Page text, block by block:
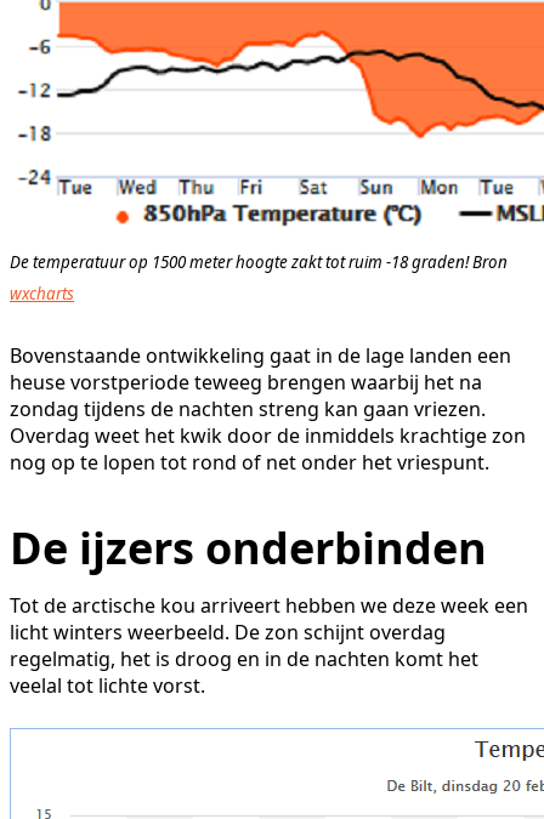
De temperatuur op 1500 meter hoogte zakt tot ruim -18 graden! Bron
wxcharts
Bovenstaande ontwikkeling gaat in de lage landen een
heuse vorstperiode teweeg brengen waarbij het na
zondag tijdens de nachten streng kan gaan vriezen.
Overdag weet het kwik door de inmiddels krachtige zon
nog op te lopen tot rond of net onder het vriespunt.
De ijzers onderbinden
Tot de arctische kou arriveert hebben we deze week een
licht winters weerbeeld. De zon schijnt overdag
regelmatig, het is droog en in de nachten komt het
veelal tot lichte vorst.